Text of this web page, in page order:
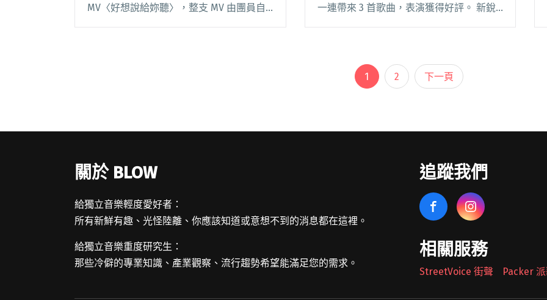
MV〈好想說給妳聽〉，整支 MV 由團員自
編自導自演，呈現出了三種都會男女的愛情
一連帶來 3 首歌曲，表演獲得好評。 新銳
演員寒是以《萌學園》、《終極》系列走
出閱讀全文 "《終極》演員圓歌手夢 攜
「行李」度中秋"
1 2 下一頁
關於 BLOW
給獨立音樂輕度愛好者：
所有新鮮有趣、光怪陸離、你應該知道或意想不到的消息都在這裡。
給獨立音樂重度研究生：
那些冷僻的專業知識、產業觀察、流行趨勢希望能滿足您的需求。
追蹤我們
相關服務
StreetVoice 街聲 Packer